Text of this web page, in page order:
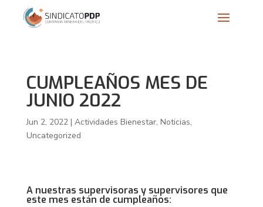
CUMPLEAÑOS MES DE
JUNIO 2022
Jun 2, 2022| Actividades Bienestar, Noticias,
Uncategorized
A nuestras supervisoras y supervisores que
este mes están de cumpleaños: